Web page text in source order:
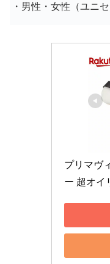
・男性・女性（ユニ
プリマヴ
ー 超オイ